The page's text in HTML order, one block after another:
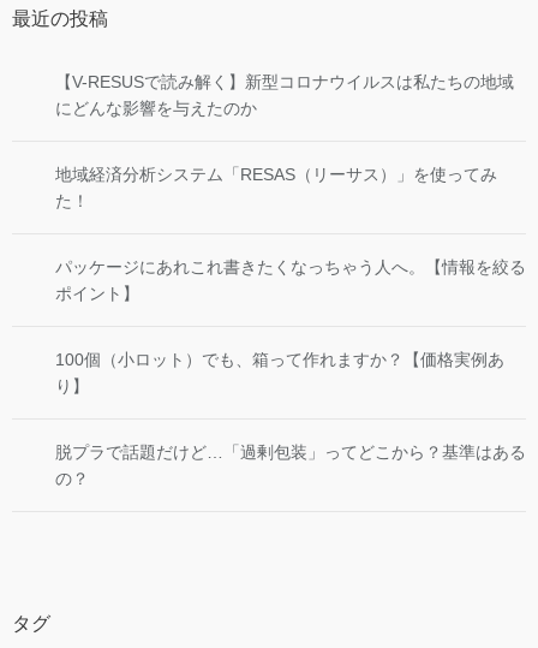
最近の投稿
【V-RESUSで読み解く】新型コロナウイルスは私たちの地域
にどんな影響を与えたのか
地域経済分析システム「RESAS（リーサス）」を使ってみ
た！
パッケージにあれこれ書きたくなっちゃう人へ。【情報を絞る
ポイント】
100個（小ロット）でも、箱って作れますか？【価格実例あ
り】
脱プラで話題だけど…「過剰包装」ってどこから？基準はある
の？
タグ